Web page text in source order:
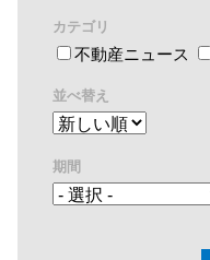
カテゴリ
不動産ニュース
並べ替え
期間